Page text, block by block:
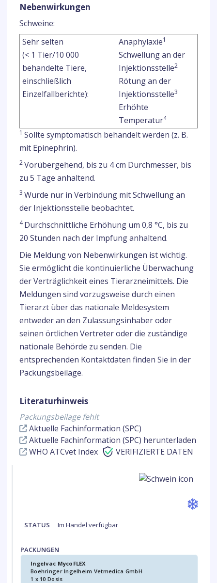
Nebenwirkungen
Schweine:
Sehr selten
(< 1 Tier/10 000
behandelte Tiere,
einschließlich
Einzelfallberichte):
Anaphylaxie1
Schwellung an der
Injektionsstelle2
Rötung an der
Injektionsstelle3
Erhöhte
Temperatur4
1 Sollte symptomatisch behandelt werden (z. B.
mit Epinephrin).
2Vorübergehend, bis zu 4 cm Durchmesser, bis
zu 5 Tage anhaltend.
3 Wurde nur in Verbindung mit Schwellung an
der Injektionsstelle beobachtet.
4Durchschnittliche Erhöhung um 0,8 °C, bis zu
20 Stunden nach der Impfung anhaltend.
Die Meldung von Nebenwirkungen ist wichtig.
Sie ermöglicht die kontinuierliche Überwachung
der Verträglichkeit eines Tierarzneimittels. Die
Meldungen sind vorzugsweise durch einen
Tierarzt über das nationale Meldesystem
entweder an den Zulassungsinhaber oder
seinen örtlichen Vertreter oder die zuständige
nationale Behörde zu senden. Die
entsprechenden Kontaktdaten finden Sie in der
Packungsbeilage.
Literaturhinweis
Packungsbeilage fehlt
Aktuelle Fachinformation (SPC)
Aktuelle Fachinformation (SPC) herunterladen
WHO ATCvet Index
VERIFIZIERTE DATEN
STATUS Im Handel verfügbar
PACKUNGEN
Ingelvac MycoFLEX
Boehringer Ingelheim Vetmedica GmbH
1 x 10 Dosis